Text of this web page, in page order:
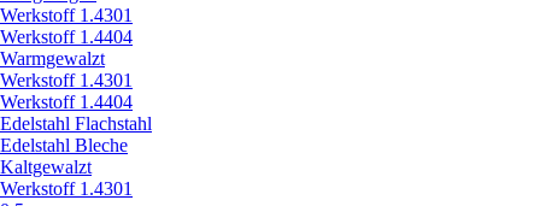
Werkstoff 1.4301
Werkstoff 1.4404
Warmgewalzt
Werkstoff 1.4301
Werkstoff 1.4404
Edelstahl Flachstahl
Edelstahl Bleche
Kaltgewalzt
Werkstoff 1.4301